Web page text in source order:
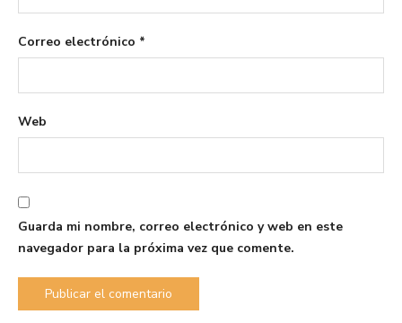
Correo electrónico *
Web
Guarda mi nombre, correo electrónico y web en este
navegador para la próxima vez que comente.